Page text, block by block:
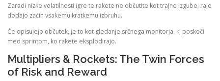
Zaradi nizke volatilnosti igre te rakete ne občutite kot trajne izgube; raje
dodajo začin vsakemu kratkemu izbruhu.
Če opisujejo občutek, je to kot gledanje srčnega monitorja, ki poskoči
med sprintom, ko rakete eksplodirajo.
Multipliers & Rockets: The Twin Forces
of Risk and Reward